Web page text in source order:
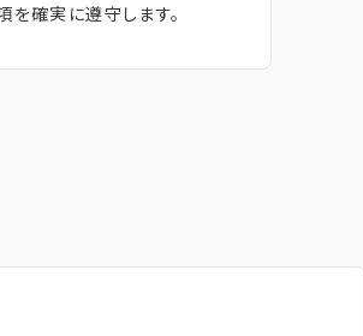
確実に遵守します。